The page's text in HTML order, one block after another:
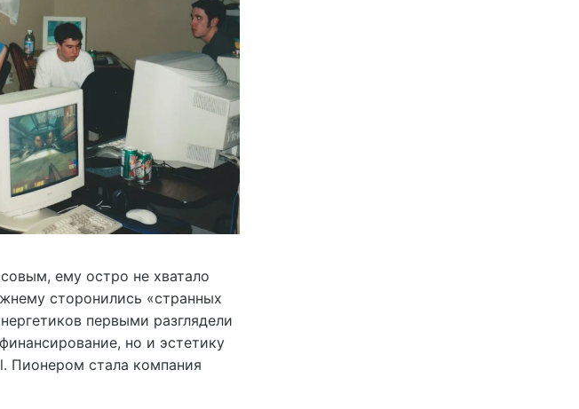
ему остро не хватало
сторонились «странных
первыми разглядели
но и эстетику
Пионером стала компания